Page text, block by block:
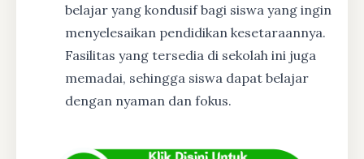
belajar yang kondusif bagi siswa yang ingin
menyelesaikan pendidikan kesetaraannya.
Fasilitas yang tersedia di sekolah ini juga
memadai, sehingga siswa dapat belajar
dengan nyaman dan fokus.